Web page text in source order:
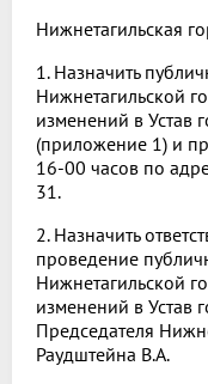
Нижнетагильская
1. Назначить
Нижнетагильской
изменений в Устав
(приложение 1) и
16-00 часов по
31.
2. Назначить
проведение
Нижнетагильской
изменений в Устав
Председателя
Раудштейна В.А.